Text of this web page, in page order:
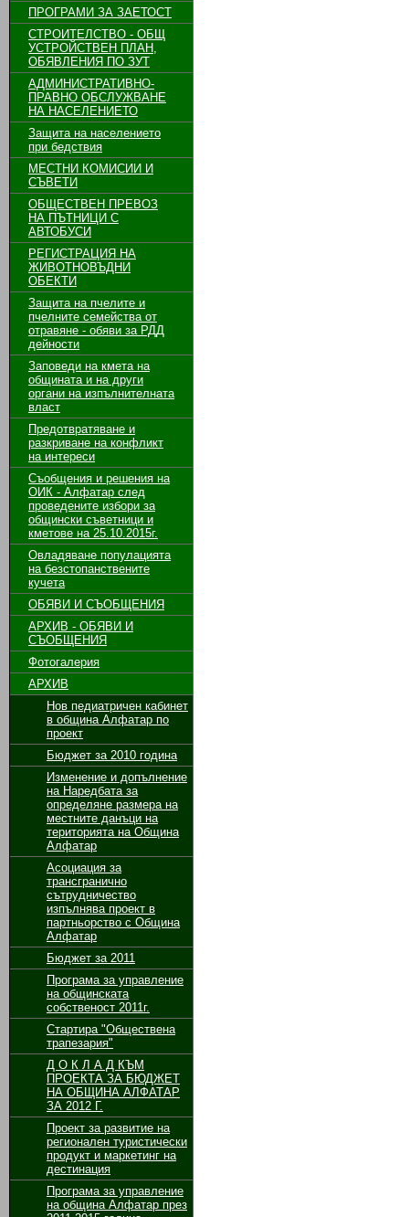
ПРОГРАМИ ЗА ЗАЕТОСТ
СТРОИТЕЛСТВО - ОБЩ
УСТРОЙСТВЕН ПЛАН,
ОБЯВЛЕНИЯ ПО ЗУТ
АДМИНИСТРАТИВНО-
ПРАВНО ОБСЛУЖВАНЕ
НА НАСЕЛЕНИЕТО
Защита на населението
при бедствия
МЕСТНИ КОМИСИИ И
СЪВЕТИ
ОБЩЕСТВЕН ПРЕВОЗ
НА ПЪТНИЦИ С
АВТОБУСИ
РЕГИСТРАЦИЯ НА
ЖИВОТНОВЪДНИ
ОБЕКТИ
Защита на пчелите и
пчелните семейства от
отравяне - обяви за РДД
дейности
Заповеди на кмета на
общината и на други
органи на изпълнителната
власт
Предотвратяване и
разкриване на конфликт
на интереси
Съобщения и решения на
ОИК - Алфатар след
проведените избори за
общински съветници и
кметове на 25.10.2015г.
Овладяване популацията
на безстопанствените
кучета
ОБЯВИ И СЪОБЩЕНИЯ
АРХИВ - ОБЯВИ И
СЪОБЩЕНИЯ
Фотогалерия
АРХИВ
Нов педиатричен кабинет
в община Алфатар по
проект
Бюджет за 2010 година
Изменение и допълнение
на Наредбата за
определяне размера на
местните данъци на
територията на Община
Алфатар
Асоциация за
трансгранично
сътрудничество
изпълнява проект в
партньорство с Община
Алфатар
Бюджет за 2011
Програма за управление
на общинската
собственост 2011г.
Стартира "Обществена
трапезария"
Д О К Л А Д КЪМ
ПРОЕКТА ЗА БЮДЖЕТ
НА ОБЩИНА АЛФАТАР
ЗА 2012 Г.
Проект за развитие на
регионален туристически
продукт и маркетинг на
дестинация
Програма за управление
на община Алфатар през